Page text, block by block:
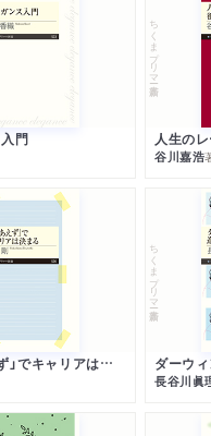
門
ちくまプリマー新書
谷川嘉浩
「とりあえず」でキャリアは決まる
ちくまプリマー新書
長谷川眞